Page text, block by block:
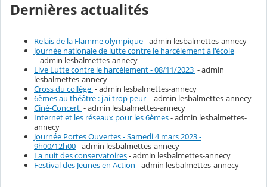
Dernières actualités
Relais de la Flamme olympique- admin lesbalmettes-annecy
Journée nationale de lutte contre le harcèlement à l'école
- admin lesbalmettes-annecy
Live Lutte contre le harcèlement - 08/11/2023 - admin
lesbalmettes-annecy
Cross du collège - admin lesbalmettes-annecy
6èmes au théâtre : j'ai trop peur - admin lesbalmettes-annecy
Ciné-Concert - admin lesbalmettes-annecy
Internet et les réseaux pour les 6èmes- admin lesbalmettes-
annecy
Journée Portes Ouvertes - Samedi 4 mars 2023 -
9h00/12h00- admin lesbalmettes-annecy
La nuit des conservatoires- admin lesbalmettes-annecy
Festival des Jeunes en Action - admin lesbalmettes-annecy